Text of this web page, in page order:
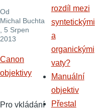
Od
Michal Buchta
, 5 Srpen
2013
Canon
objektivy
Pro vkládání
rozdíl mezi
syntetickými
a
organickými
vaty?
Manuální
objektiv
Přestal